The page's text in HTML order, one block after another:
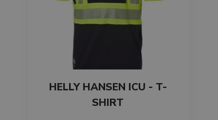
HELLY HANSEN ICU - T-
SHIRT